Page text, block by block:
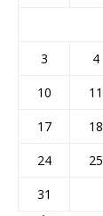
3
4
10
11
17
18
24
25
31